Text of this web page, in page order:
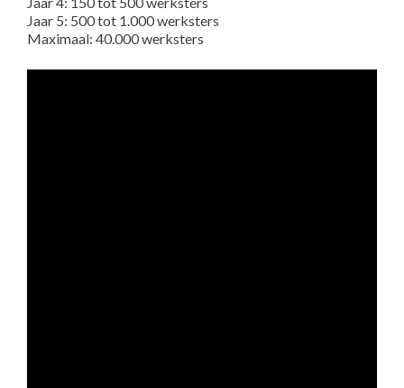
Jaar 5: 500 tot 1.000 werksters
Maximaal: 40.000 werksters